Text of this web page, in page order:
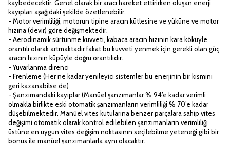
kaybedecektir. Genel olarak bir aracı hareket ettirirken oluşan enerji
kayıpları aşağıdaki şekilde özetlenebilir.
- Motor verimliliği, motorun tipine aracın kütlesine ve yüküne ve motor
hızına (devir) göre değişmektedir.
- Aerodinamik sürtünme kuvveti, kabaca aracın hızının kara köküyle
orantılı olarak artmaktadır fakat bu kuvveti yenmek için gerekli olan güç
aracın hızının küpüyle doğru orantılıdır.
- Yuvarlanma direnci
- Frenleme (Her ne kadar yenileyici sistemler bu enerjinin bir kısmını
geri kazanabilse de)
- Şanzımandaki kayıplar (Manüel şanzımanlar % 94’e kadar verimli
olmakla birlikte eski otomatik şanzımanların verimliliği % 70’e kadar
düşebilmektedir. Manüel vites kutularına benzer parçalara sahip vites
değişimi otomatik olarak kontrol edilebilen şanzımanların verimliliği
üstüne en uygun vites değişim noktasının seçilebilme yeteneği gibi bir
bonus ile manüel şanzımanlarla aynı olacaktır.